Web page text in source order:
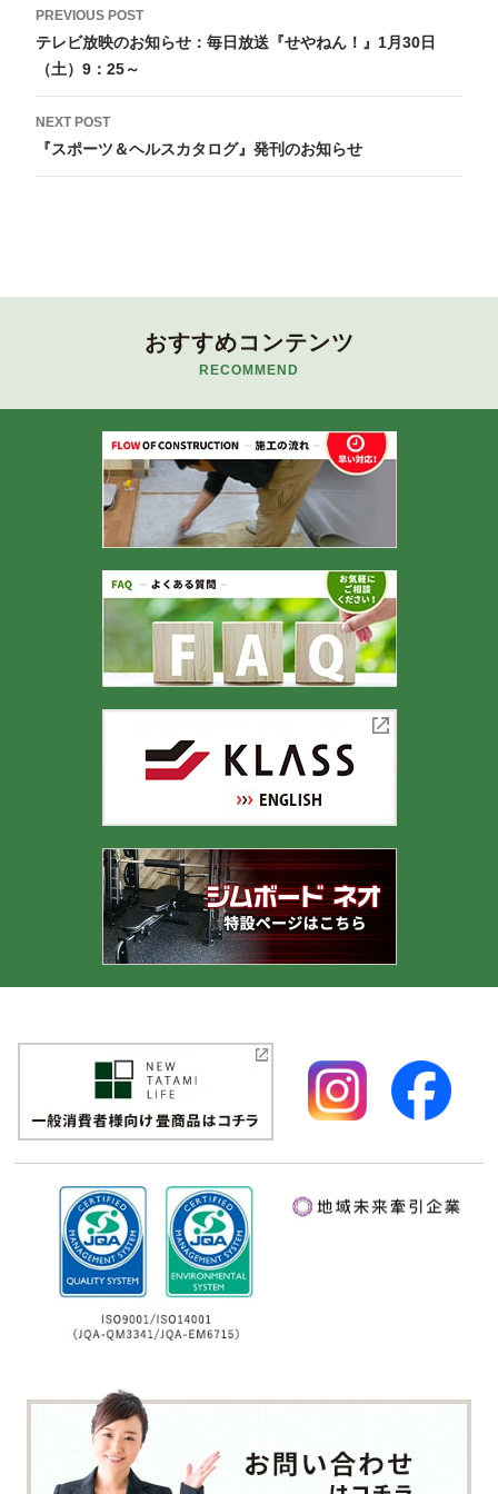
navigation
PREVIOUS POST
テレビ放映のお知らせ：毎日放送『せやねん！』1月30日
（土）9：25～
NEXT POST
『スポーツ＆ヘルスカタログ』発刊のお知らせ
おすすめコンテンツ
RECOMMEND